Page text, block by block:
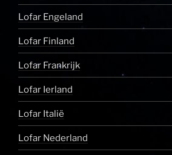
Lofar Engeland
Lofar Finland
Lofar Frankrijk
Lofar Ierland
Lofar Italië
Lofar Nederland